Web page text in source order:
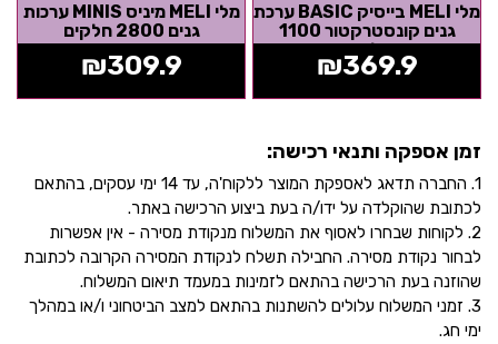
מלי MELI בייסיק BASIC ערכת
גנים קונסטרקטור 1100
חלקים
₪369.9
מלי MELI מיניס MINIS ערכות
גנים 2800 חלקים
₪309.9
זמן אספקה ותנאי רכישה:
1. החברה תדאג לאספקת המוצר ללקוח'ה, עד 14 ימי עסקים, בהתאם
לכתובת שהוקלדה על ידו/ה בעת ביצוע הרכישה באתר.
2. לקוחות שבחרו לאסוף את המשלוח מנקודת מסירה - אין אפשרות
לבחור נקודת מסירה. החבילה תשלח לנקודת המסירה הקרובה לכתובת
שהוזנה בעת הרכישה בהתאם לזמינות במעמד תיאום המשלוח.
3. זמני המשלוח עלולים להשתנות בהתאם למצב הביטחוני ו/או במהלך
ימי חג.